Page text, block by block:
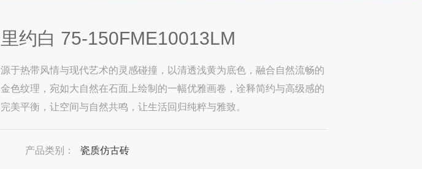
里约白 75-150FME10013LM
源于热带风情与现代艺术的灵感碰撞，以清透浅黄为底色，融合自然流畅的
金色纹理，宛如大自然在石面上绘制的一幅优雅画卷，诠释简约与高级感的
完美平衡，让空间与自然共鸣，让生活回归纯粹与雅致。
产品类别： 瓷质仿古砖